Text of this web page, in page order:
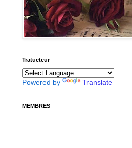
Tratucteur
Powered by Translate
MEMBRES